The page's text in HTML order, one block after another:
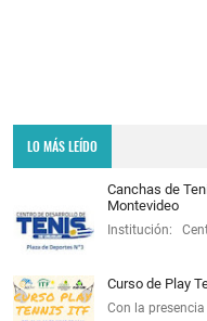
LO MÁS LEÍDO
Canchas de
Montevideo
Institución:
Curso de Play
Con la